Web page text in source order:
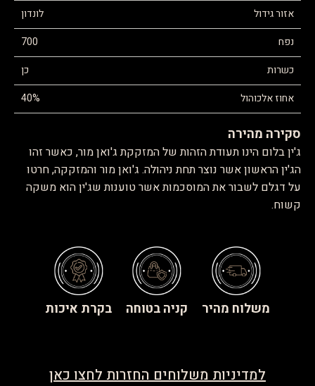
אזור גידול
לונדון
נפח
700
כשרות
כן
אחוז אלכוהול
40%
סקירה מהירה
ג'ין בלום הינו תעודת הזהות של המזקקת ג'ואן מור, כאשר זהו
הג'ין הראשון אשר נוצר תחת ניהולה. ג'ואן מור והמזקקה, חרטו
על דגלם לשבור את המוסכמות אשר טוענות שג'ין הוא משקה
קשוח.
משלוח מהיר קניה בטוחה בקרת איכות
למדיניות משלוחים החזרות לחצו כאן